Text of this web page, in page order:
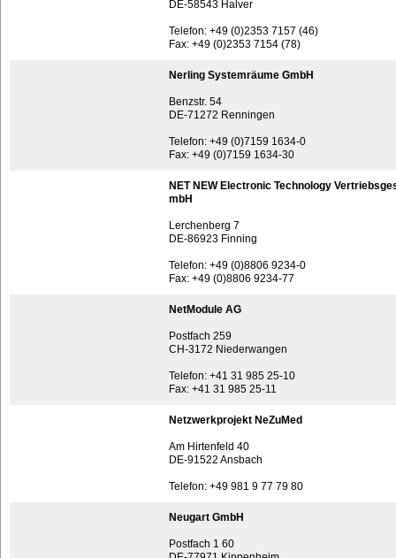
DE-58543 Halver
Telefon: +49 (0)2353 7157 (46)
Fax: +49 (0)2353 7154 (78)
Nerling Systemräume GmbH
Benzstr. 54
DE-71272 Renningen
Telefon: +49 (0)7159 1634-0
Fax: +49 (0)7159 1634-30
NET NEW Electronic Technology
mbH
Lerchenberg 7
DE-86923 Finning
Telefon: +49 (0)8806 9234-0
Fax: +49 (0)8806 9234-77
NetModule AG
Postfach 259
CH-3172 Niederwangen
Telefon: +41 31 985 25-10
Fax: +41 31 985 25-11
Netzwerkprojekt NeZuMed
Am Hirtenfeld 40
DE-91522 Ansbach
Telefon: +49 981 9 77 79 80
Neugart GmbH
Postfach 1 60